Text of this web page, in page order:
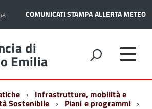
COMUNICATI STAMPAALLERTA METEO
di
Emilia
Infrastrutture, mobilità e
Sostenibile Piani e programmi